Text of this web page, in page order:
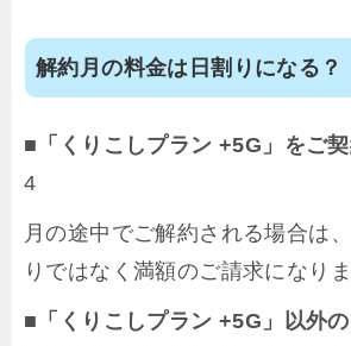
解約月の料金は日割りになる？
■「くりこしプラン +5G」をご
4
月の途中でご解約される場合は
りではなく満額のご請求になりま
■「くりこしプラン +5G」以外